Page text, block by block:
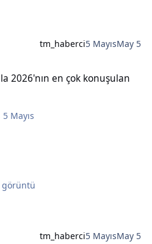
tm_haberci5 MayısMay 5
2026'nın en çok konuşulan
5 Mayıs
görüntü
tm_haberci5 MayısMay 5